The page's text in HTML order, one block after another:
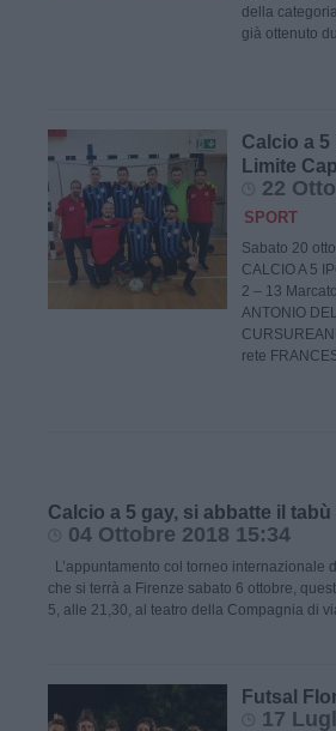
della
già ottenuto
Calcio a
Limite
22
SPORT
Sabato 20
CALCIO A 5
2 – 13
ANTONIO
rete
Calcio a 5 gay, si abbatte il
04 Ottobre 2018 15:34
L’appuntamento col torneo
che si terrà a Firenze sabato 6 ottobre,
5, alle 21,30, al teatro della Compagnia di
Futsal
17